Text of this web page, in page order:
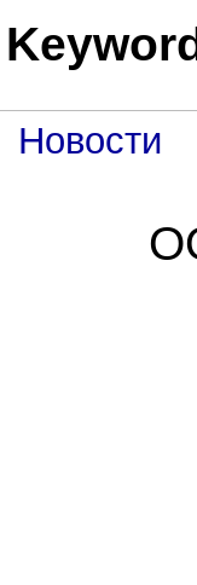
Новости